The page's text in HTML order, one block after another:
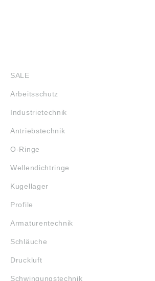
SALE
Arbeitsschutz
Industrietechnik
Antriebstechnik
O-Ringe
Wellendichtringe
Kugellager
Profile
Armaturentechnik
Schläuche
Druckluft
Schwingungstechnik